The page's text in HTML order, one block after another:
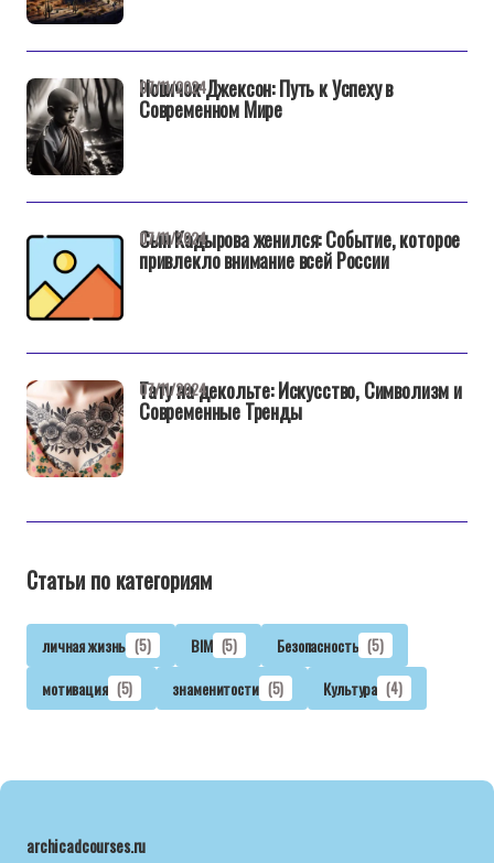
Новичок Джексон: Путь к Успеху в
Современном Мире
07/11/2024
Сын Кадырова женился: Событие, которое
привлекло внимание всей России
07/11/2024
Тату на декольте: Искусство, Символизм и
Современные Тренды
07/11/2024
Статьи по категориям
личная жизнь (5) BIM (5) Безопасность (5)
мотивация (5) знаменитости (5) Культура (4)
archicadcourses.ru